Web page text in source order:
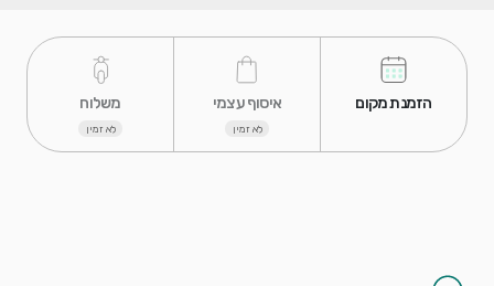
לא זמין לא זמין